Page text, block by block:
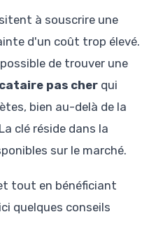
à souscrire une
d'un coût trop élevé.
de trouver une
pas cher qui
bien au-delà de la
clé réside dans la
sur le marché.
tout en bénéficiant
quelques conseils